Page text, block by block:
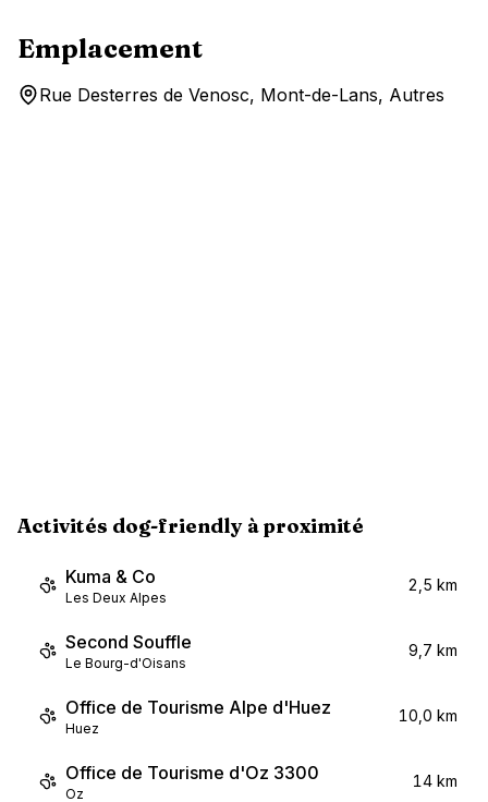
Emplacement
Rue Desterres de Venosc, Mont-de-Lans, Autres
Activités dog-friendly à proximité
Kuma & Co
Les Deux Alpes
2,5 km
Second Souffle
Le Bourg-d'Oisans
9,7 km
Office de Tourisme Alpe d'Huez
Huez
10,0 km
Office de Tourisme d'Oz 3300
Oz
14 km